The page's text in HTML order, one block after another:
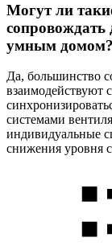
Могут ли
сопровождать
умным домом?
Да, большинство
взаимодействуют
системами
индивидуальные
снижения уровня